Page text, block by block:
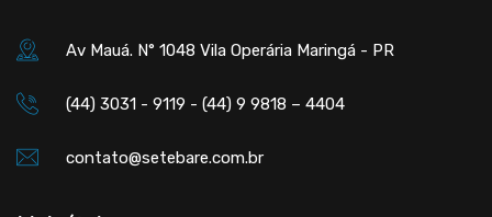
Av Mauá. N° 1048 Vila Operária Maringá - PR
(44) 3031 - 9119 - (44) 9 9818 – 4404
contato@setebare.com.br